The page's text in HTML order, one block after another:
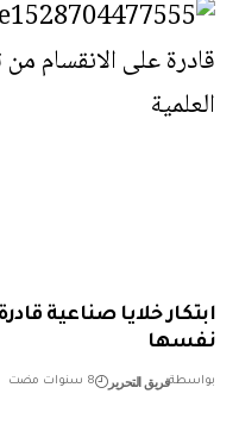
خلايا صناعية قادرة
فريق التحرير 8 سنوات مضت